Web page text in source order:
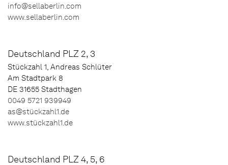
info@sellaberlin.com
www.sellaberlin.com
Deutschland PLZ 2, 3
Stückzahl 1, Andreas Schlüter
Am Stadtpark 8
DE 31655 Stadthagen
0049 5721 939949
as@stückzahl1.de
www.stückzahl1.de
Deutschland PLZ 4, 5, 6